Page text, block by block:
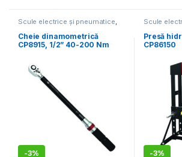
Scule electrice și pneumatice
Cheie dinamometrică
CP8915, 1/2” 40-200 Nm
-3%
Scule
Presă
CP86150
-3%